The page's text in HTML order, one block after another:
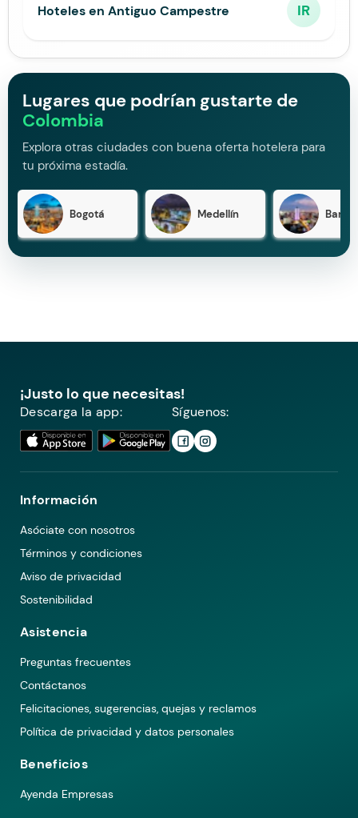
Hoteles en Antiguo Campestre IR
Lugares que podrían gustarte de
Colombia
Explora otras ciudades con buena oferta hotelera para
tu próxima estadía.
Bogotá Medellín
¡Justo lo que necesitas!
Descarga la app: Síguenos:
Información
Asóciate con nosotros
Términos y condiciones
Aviso de privacidad
Sostenibilidad
Asistencia
Preguntas frecuentes
Contáctanos
Felicitaciones, sugerencias, quejas y reclamos
Política de privacidad y datos personales
Beneficios
Ayenda Empresas